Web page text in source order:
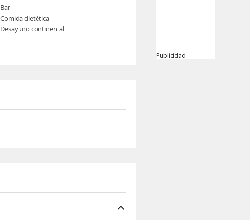
Bar
Comida dietética
Desayuno continental
Publicidad